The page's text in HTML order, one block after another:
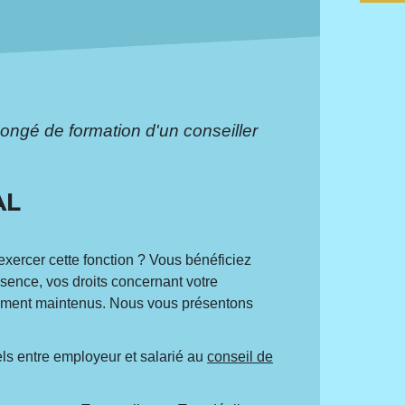
de formation d'un conseiller
cette fonction ? Vous bénéficiez
vos droits concernant votre
maintenus. Nous vous présentons
entre employeur et salarié auconseil de